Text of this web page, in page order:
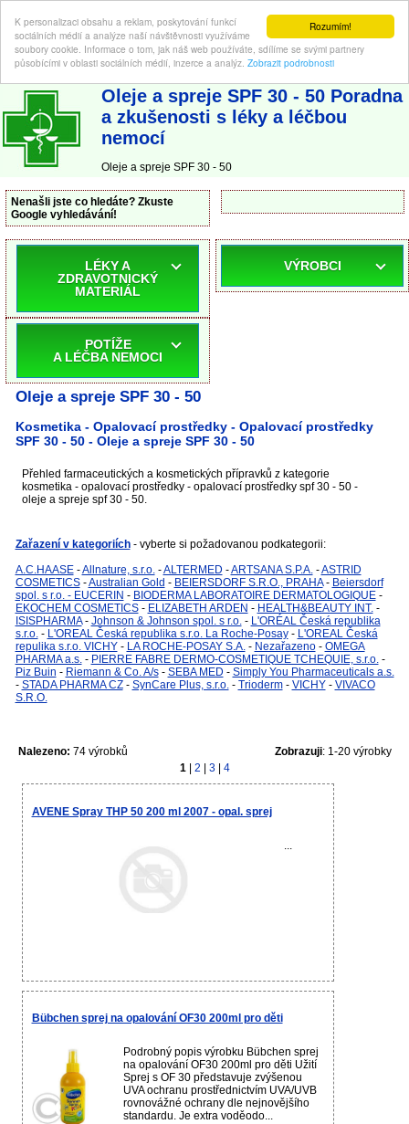
Rozumím!
K personalizaci obsahu a reklam, poskytování funkcí
sociálních médií a analýze naší návštěvnosti využíváme
soubory cookie. Informace o tom, jak náš web používáte, sdílíme se svými partnery
působícími v oblasti sociálních médií, inzerce a analýz. Zobrazit podrobnosti
ABC-LEKARNA.cz | Poradna a zkušenosti s léky a léčbou nemocí
Oleje a spreje SPF 30 - 50 Poradna
a zkušenosti s léky a léčbou
nemocí
Oleje a spreje SPF 30 - 50
Nenašli jste co hledáte? Zkuste
Google vyhledávání!
LÉKY A
ZDRAVOTNICKÝ
MATERIÁL
POTÍŽE
A LÉČBA NEMOCI
VÝROBCI
Oleje a spreje SPF 30 - 50
Kosmetika - Opalovací prostředky - Opalovací prostředky
SPF 30 - 50 - Oleje a spreje SPF 30 - 50
Přehled farmaceutických a kosmetických přípravků z kategorie
kosmetika - opalovací prostředky - opalovací prostředky spf 30 - 50 -
oleje a spreje spf 30 - 50.
Zařazení v kategoriích - vyberte si požadovanou podkategorii:
A.C.HAASE-Allnature, s.r.o.-ALTERMED -ARTSANA S.P.A.-ASTRID
COSMETICS-Australian Gold - BEIERSDORF S.R.O., PRAHA- Beiersdorf
spol. s r.o. - EUCERIN - BIODERMA LABORATOIRE DERMATOLOGIQUE-
EKOCHEM COSMETICS- ELIZABETH ARDEN - HEALTH&BEAUTY INT.-
ISISPHARMA- Johnson & Johnson spol. s r.o.- L'ORÉAL Česká republika
s.r.o.- L'OREAL Česká republika s.r.o. La Roche-Posay- L'OREAL Česká
repulika s.r.o. VICHY- LA ROCHE-POSAY S.A.- Nezařazeno- OMEGA
PHARMA a.s.- PIERRE FABRE DERMO-COSMETIQUE TCHEQUIE, s.r.o.-
Piz Buin - Riemann & Co. A/s- SEBA MED - Simply You Pharmaceuticals a.s.
- STADA PHARMA CZ- SynCare Plus, s.r.o.- Trioderm- VICHY- VIVACO
S.R.O.
Nalezeno: 74 výrobků Zobrazuji: 1-20 výrobky
1
2 3 4
AVENE Spray THP 50 200 ml 2007 - opal. sprej
...
Bübchen sprej na opalování OF30 200ml pro děti
Podrobný popis výrobku Bübchen sprej
na opalování OF30 200ml pro děti Užití
Sprej s OF 30 představuje zvýšenou
UVA ochranu prostřednictvím UVA/UVB
rovnovážné ochrany dle nejnovějšího
standardu. Je extra voděodo...